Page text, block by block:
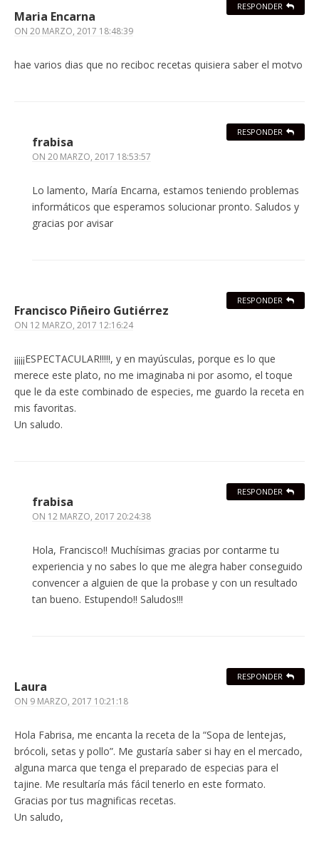
Maria Encarna
ON 20 MARZO, 2017 18:48:39
hae varios dias que no reciboc recetas quisiera saber el motvo
RESPONDER
frabisa
ON 20 MARZO, 2017 18:53:57
Lo lamento, María Encarna, estamos teniendo problemas
informáticos que esperamos solucionar pronto. Saludos y
gracias por avisar
RESPONDER
Francisco Piñeiro Gutiérrez
ON 12 MARZO, 2017 12:16:24
¡¡¡¡¡ESPECTACULAR!!!!!, y en mayúsculas, porque es lo que
merece este plato, no me imaginaba ni por asomo, el toque
que le da este combinado de especies, me guardo la receta en
mis favoritas.
Un saludo.
RESPONDER
frabisa
ON 12 MARZO, 2017 20:24:38
Hola, Francisco!! Muchísimas gracias por contarme tu
experiencia y no sabes lo que me alegra haber conseguido
convencer a alguien de que la probase y con un resultado
tan bueno. Estupendo!! Saludos!!!
RESPONDER
Laura
ON 9 MARZO, 2017 10:21:18
Hola Fabrisa, me encanta la receta de la “Sopa de lentejas,
brócoli, setas y pollo”. Me gustaría saber si hay en el mercado,
alguna marca que tenga el preparado de especias para el
tajine. Me resultaría más fácil tenerlo en este formato.
Gracias por tus magnificas recetas.
Un saludo,
RESPONDER